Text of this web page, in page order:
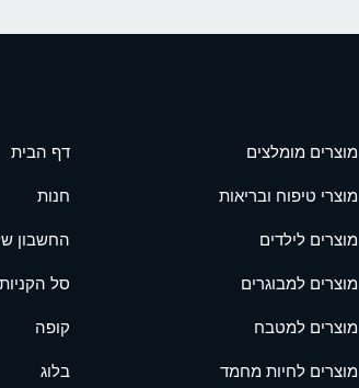
מוצרים מומלצים
מוצרי טיפוח ובריאות
מוצרים לילדים
מוצרים למבוגרים
מוצרים למטבח
מוצרים לחיות מחמד
דף הבית
חנות
החשבון
סל הקניות
קופה
בלוג